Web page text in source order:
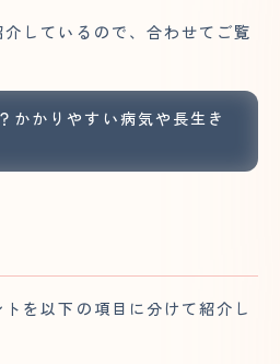
しているので、合わせてご覧
かかりやすい病気や長生き
を以下の項目に分けて紹介し